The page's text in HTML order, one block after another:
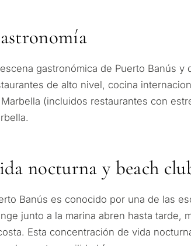
gastronómica de Puerto Banús
de alto nivel, cocina
(incluidos restaurantes con
nocturna y beach
Banús es conocido por una de las
junto a la marina abren hasta tarde,
Esta concentración de vida